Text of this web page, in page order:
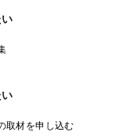
お願いいたしま
ない場合があり
取材を申し込む